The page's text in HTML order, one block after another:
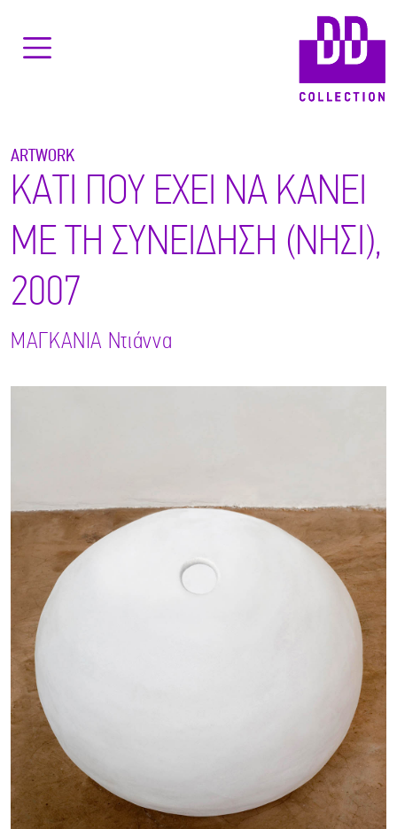
ARTWORK
ΚΑΤΙ ΠΟΥ ΕΧΕΙ ΝΑ ΚΑΝΕΙ
ΜΕ ΤΗ ΣΥΝΕΙΔΗΣΗ (ΝΗΣΙ),
2007
ΜΑΓΚΑΝΙΑ Ντιάννα